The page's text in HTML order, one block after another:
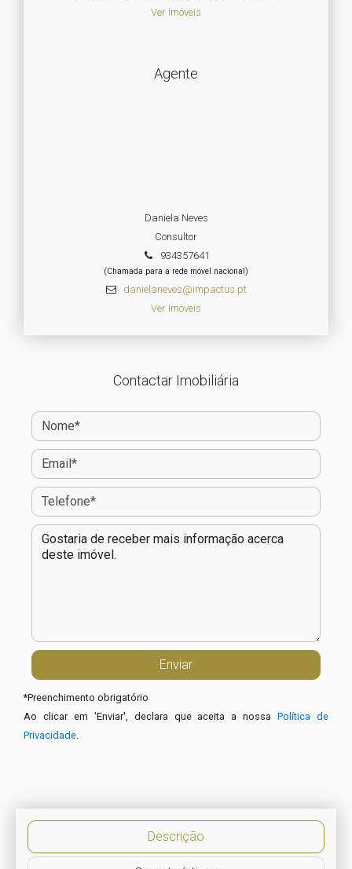
Ver Imóveis
Agente
Daniela Neves
Consultor
934357641
(Chamada para a rede móvel nacional)
danielaneves@impactus.pt
Ver Imóveis
Contactar Imobiliária
*Preenchimento obrigatório
Ao clicar em 'Enviar', declara que aceita a nossaPolítica de
Privacidade.
Descrição